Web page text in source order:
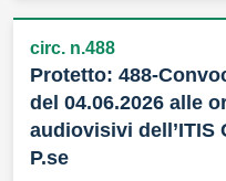
circ. n.488
Protetto: 488-
del 04.06.2026 alle
audiovisivi dell’ITIS
P.se